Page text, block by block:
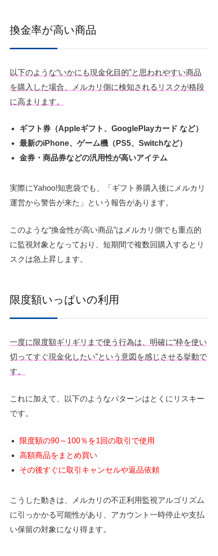
換金率が高い商品
以下のような“いかにも現金化目的”と思われやすい商品
を購入した場合、メルカリ側に検知されるリスクが格段
に高まります。
ギフト券（Appleギフト、GooglePlayカード など）
最新のiPhone、ゲーム機（PS5、Switchなど）
金券・商品券などの汎用性が高いアイテム
実際にYahoo!知恵袋でも、「ギフト券購入後にメルカリ
運営から警告が来た」という報告があります。
このような“換金性が高い商品”はメルカリ側でも重点的
に監視対象となっており、短期間で複数回購入するとリ
スクは急上昇します。
限度額いっぱいの利用
一度に限度額ギリギリまで使う行為は、明確に“枠を使い
切ってすぐ現金化したい”という意図を感じさせる挙動で
す。
これに加えて、以下のようなパターンはとくにリスキー
です。
限度額の90～100％を1回の取引で使用
高額商品をまとめ買い
その後すぐに取引キャンセルや返品依頼
こうした動きは、メルカリの不正利用監視アルゴリズム
に引っかかる可能性があり、アカウント一時停止や支払
い保留の対象になり得ます。